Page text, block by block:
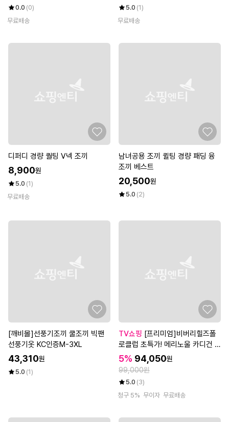
0.0 (0)
무료배송
5.0 (1)
무료배송
디퍼디 경량 퀄팅 V넥 조끼
8,900원
5.0 (1)
무료배송
남녀공용 조끼 퀼팅 경량 패딩 융
조끼 베스트
20,500원
5.0 (2)
[깨비몰]선풍기조끼 쿨조끼 빅팬
선풍기옷 KC인증M-3XL
43,310원
5.0 (1)
TV쇼핑
로클럽 초특가! 메리노울 카디건 2
종, 여성
5% 94,050원
99,000원
5.0 (3)
청구 5% 무이자 무료배송